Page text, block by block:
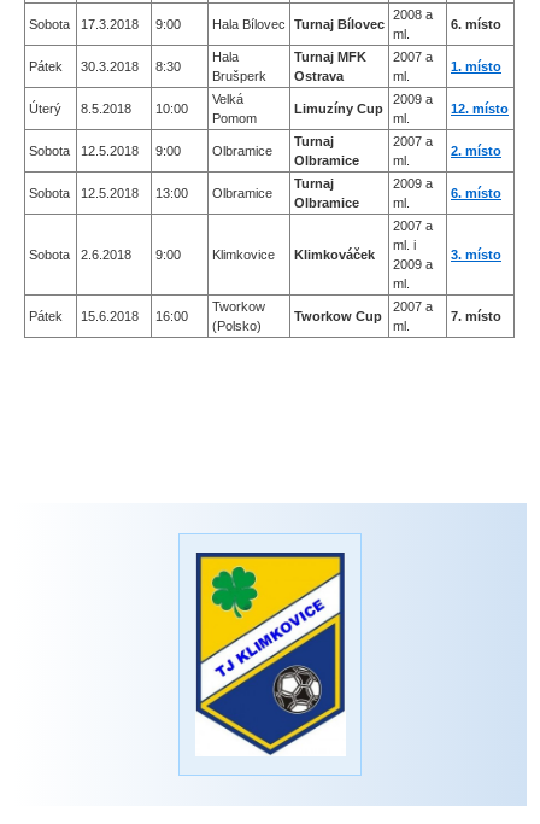
Sobota 17.3.2018 9:00 Hala Bílovec Turnaj Bílovec
2008 a
ml.
6. místo
Pátek 30.3.2018 8:30
Hala
Brušperk
Turnaj MFK
Ostrava
2007 a
ml.
1. místo
Úterý 8.5.2018 10:00
Velká
Pomom
Limuzíny Cup
2009 a
ml.
12. místo
Sobota 12.5.2018 9:00 Olbramice
Turnaj
Olbramice
2007 a
ml.
2. místo
Sobota 12.5.2018 13:00 Olbramice
Turnaj
Olbramice
2009 a
ml.
6. místo
Sobota 2.6.2018 9:00 Klimkovice Klimkováček
2007 a
ml. i
2009 a
ml.
3. místo
Pátek 15.6.2018 16:00
Tworkow
(Polsko)
Tworkow Cup
2007 a
ml.
7. místo